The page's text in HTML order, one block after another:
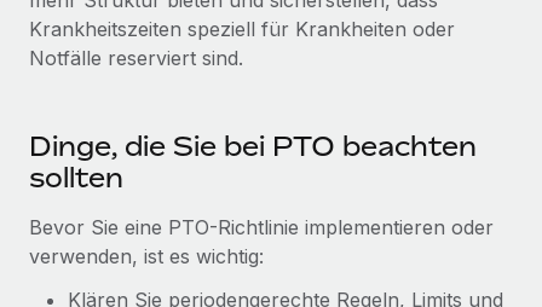
Krankheitszeiten speziell für Krankheiten oder
Notfälle reserviert sind.
Dinge, die Sie bei PTO beachten
sollten
Bevor Sie eine PTO-Richtlinie implementieren oder
verwenden, ist es wichtig:
Klären Sie periodengerechte Regeln, Limits und